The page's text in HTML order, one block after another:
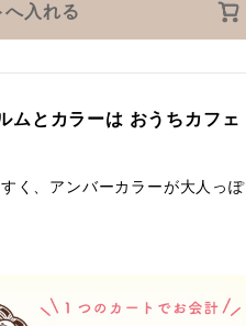
へ入れる
ムとカラーは おうちカフェ
く、アンバーカラーが大人っぽ